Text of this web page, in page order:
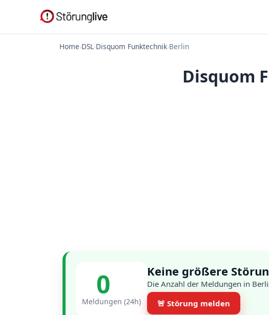
Home›DSL›Disquom Funktechnik›Berlin
Disquom
0
Meldungen (24h)
Keine größere
Die Anzahl der Meldungen in
🚨 Störung melden